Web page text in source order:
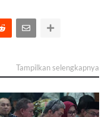
Tampilkan selengkapnya